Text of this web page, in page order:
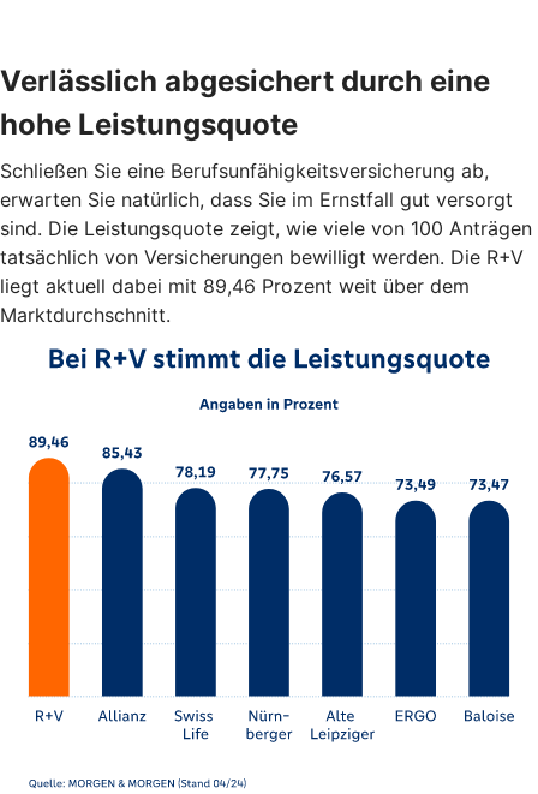
Verlässlich abgesichert durch eine
hohe Leistungsquote
Schließen Sie eine Berufsunfähigkeitsversicherung ab,
erwarten Sie natürlich, dass Sie im Ernstfall gut versorgt
sind. Die Leistungsquote zeigt, wie viele von 100 Anträgen
tatsächlich von Versicherungen bewilligt werden. Die R+V
liegt aktuell dabei mit 89,46 Prozent weit über dem
Marktdurchschnitt.